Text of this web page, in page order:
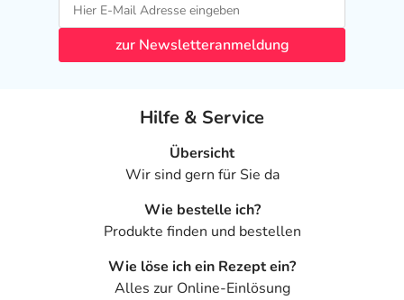
zur Newsletteranmeldung
Hilfe & Service
Übersicht
Wir sind gern für Sie da
Wie bestelle ich?
Produkte finden und bestellen
Wie löse ich ein Rezept ein?
Alles zur Online-Einlösung